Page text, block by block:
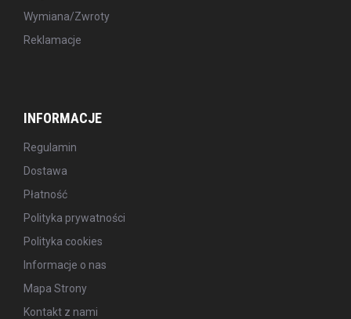
Wymiana/Zwroty
Reklamacje
INFORMACJE
Regulamin
Dostawa
Płatność
Polityka prywatności
Polityka cookies
Informacje o nas
Mapa Strony
Kontakt z nami